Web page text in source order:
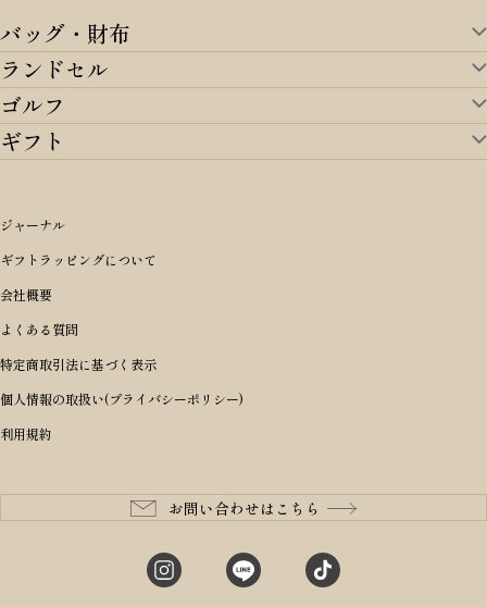
バッグ・財布
バッグ・財布TOP
すべてを見る
アイテムから選ぶ
リュックサック・デイパック・バックパック
ショルダーバッグ
ボディバッグ・ウエストバッグ
長財布
二つ折り財布
三つ折り財布
コインケース・小銭入れ
m＋ エムピウ
PORTER 吉田カバン ポーター
BRIEFING ブリーフィング
Dakota ダコタ
CLEDRAN クレドラン
aniary アニアリ
CIE シー
StitchandSew ステッチアンドソー
ランドセル
ランドセルTOP
すべてを見る
オリジナルランドセル
女の子ランドセル
男の子ランドセル
ランドセル小物・その他
レッド
ピンク
パープル(ラベンダー)
ブルー・ネイビー
価格から選ぶ
〜49,999円
50,000円〜59,999円
60,000円〜69,999円
70,000円〜79,999円
80,000円〜
ゴルフ
ゴルフTOP
アイテムから選ぶ
キャディバッグ
ヘッドカバー
ゴルフ小物
ゴルフウェア/アクセサリー
ブランドから選ぶ
BRIEFING ブリーフィング
master-piece マスターピース
JONES ジョーンズ
木の庄帆布
ギフト
シーンから探す
誕生日
結婚祝い
出産祝い
入学・進学祝い
成人祝い
就職・栄転祝い
長寿・還暦祝い
性別・年齢から探す
男性向け
女性向け
10代
20代
30代
予算から探す
〜4,999円
5,000円〜9,999円
10,000円〜19,999円
20,000円〜29,999円
ジャーナル
ギフトラッピングについて
会社概要
よくある質問
特定商取引法に基づく表示
個人情報の取扱い(プライバシーポリシー)
利用規約
お問い合わせはこちら